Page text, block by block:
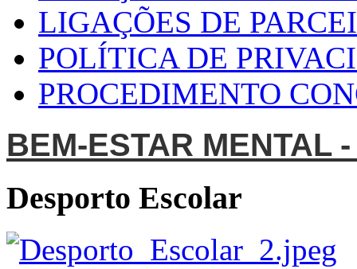
LIGAÇÕES DE
POLÍTICA DE
PROCEDIMENTO
BEM-ESTAR MENTAL
Desporto Escolar